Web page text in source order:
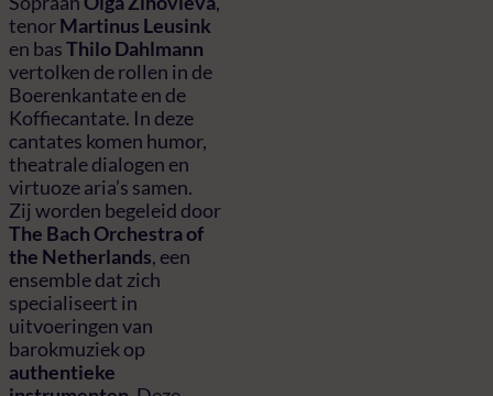
tenorMartinus Leusink
en basThilo Dahlmann
vertolken de rollen in de
Boerenkantate en de
Koffiecantate. In deze
cantates komen humor,
theatrale dialogen en
virtuoze aria’s samen.
Zij worden begeleid door
The Bach Orchestra of
the Netherlands, een
ensemble dat zich
specialiseert in
uitvoeringen van
barokmuziek op
authentieke